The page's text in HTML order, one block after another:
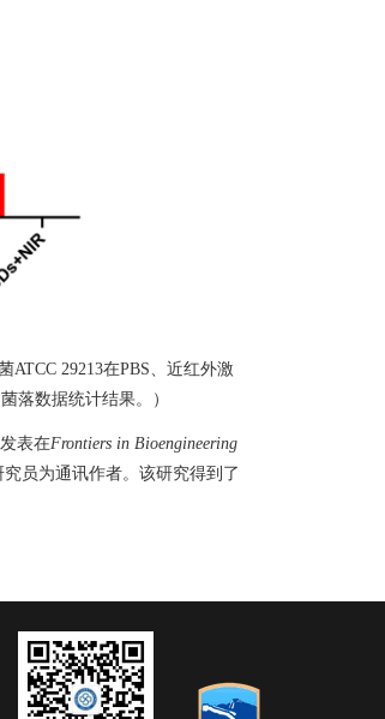
ATCC 29213在PBS、近红外激
落数据统计结果。）
表在Frontiers in Bioengineering
员为通讯作者。该研究得到了